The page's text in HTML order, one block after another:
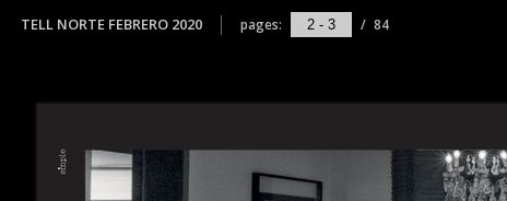
TELL NORTE FEBRERO 2020 pages: / 84